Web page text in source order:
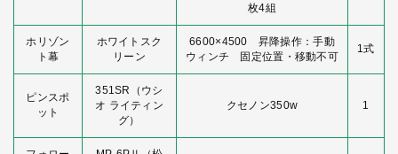
枚4組
ホリゾン
ト幕
ホワイトスク
リーン
6600×4500 昇降操作：手動
ウィンチ 固定位置・移動不可
1式
ピンスポ
ット
351SR（ウシ
オ ライティン
グ）
クセノン350w 1